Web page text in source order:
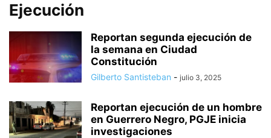
Ejecución
Reportan segunda ejecución de
la semana en Ciudad
Constitución
Gilberto Santisteban - julio 3, 2025
Reportan ejecución de un hombre
en Guerrero Negro, PGJE inicia
investigaciones